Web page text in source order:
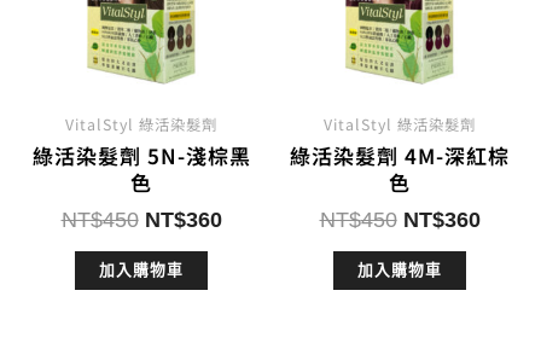
VitalStyl 綠活染髮劑
綠活染髮劑 5N-淺棕黑
色
NT$450 原
始
價
NT$360目
加入購物車
VitalStyl 綠活染髮劑
綠活染髮劑 4M-深紅棕
色
NT$450 原
始
價
NT$360目
加入購物車